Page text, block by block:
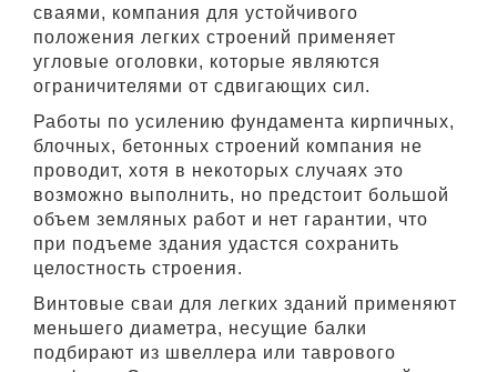
сваями, компания для устойчивого
положения легких строений применяет
угловые оголовки, которые являются
ограничителями от сдвигающих сил.
Работы по усилению фундамента кирпичных,
блочных, бетонных строений компания не
проводит, хотя в некоторых случаях это
возможно выполнить, но предстоит большой
объем земляных работ и нет гарантии, что
при подъеме здания удастся сохранить
целостность строения.
Винтовые сваи для легких зданий применяют
меньшего диаметра, несущие балки
подбирают из швеллера или таврового